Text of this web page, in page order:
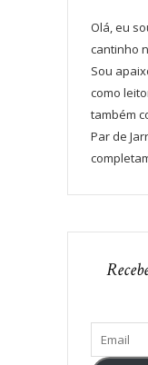
Olá, eu
cantinho
Sou
como
também
Par de